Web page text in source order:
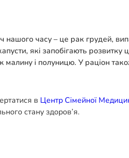
часу – це рак грудей,
які запобігають
і полуницю. У раціон
в Центр Сімейної
стану здоров’я.